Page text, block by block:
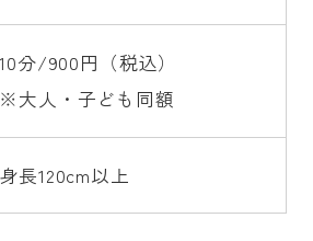
10分/900円（税込）
※大人・子ども同額
身長120cm以上